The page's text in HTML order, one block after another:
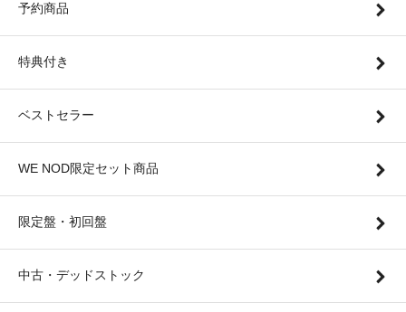
予約商品
特典付き
ベストセラー
WE NOD限定セット商品
限定盤・初回盤
中古・デッドストック